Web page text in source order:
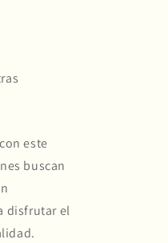
este
buscan
disfrutar el